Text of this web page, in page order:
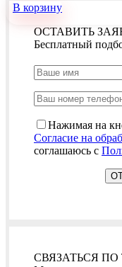
В корзину
ОСТАВИТЬ
Бесплатный
Нажимая на
Согласие на
соглашаюсь с
СВЯЗАТЬСЯ